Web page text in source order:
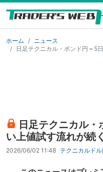
ホーム
ニュース
日足テクニカル・ポンド円＝5
日足テクニカル
い上値試す流れが続
2026/06/02 11:48 テクニカル ド